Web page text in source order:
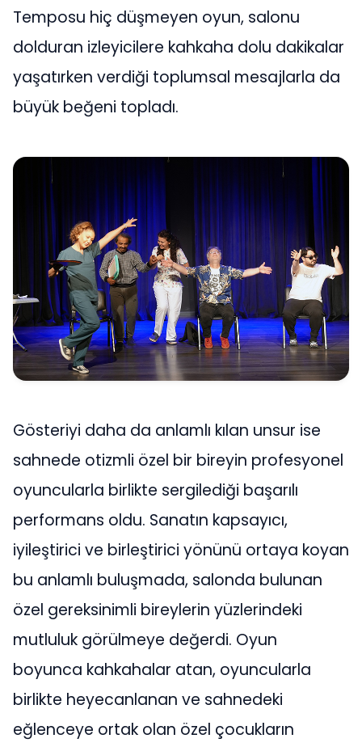
Temposu hiç düşmeyen oyun, salonu
dolduran izleyicilere kahkaha dolu dakikalar
yaşatırken verdiği toplumsal mesajlarla da
büyük beğeni topladı.
Gösteriyi daha da anlamlı kılan unsur ise
sahnede otizmli özel bir bireyin profesyonel
oyuncularla birlikte sergilediği başarılı
performans oldu. Sanatın kapsayıcı,
iyileştirici ve birleştirici yönünü ortaya koyan
bu anlamlı buluşmada, salonda bulunan
özel gereksinimli bireylerin yüzlerindeki
mutluluk görülmeye değerdi. Oyun
boyunca kahkahalar atan, oyuncularla
birlikte heyecanlanan ve sahnedeki
eğlenceye ortak olan özel çocukların